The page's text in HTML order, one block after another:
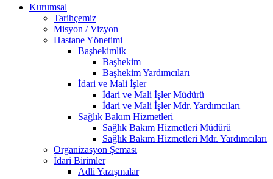
Kurumsal
Tarihçemiz
Misyon / Vizyon
Hastane Yönetimi
Başhekimlik
Başhekim
Başhekim Yardımcıları
İdari ve Mali İşler
İdari ve Mali İşler Müdürü
İdari ve Mali İşler Mdr. Yardımcıları
Sağlık Bakım Hizmetleri
Sağlık Bakım Hizmetleri Müdürü
Sağlık Bakım Hizmetleri Mdr. Yardımcıları
Organizasyon Şeması
İdari Birimler
Adli Yazışmalar